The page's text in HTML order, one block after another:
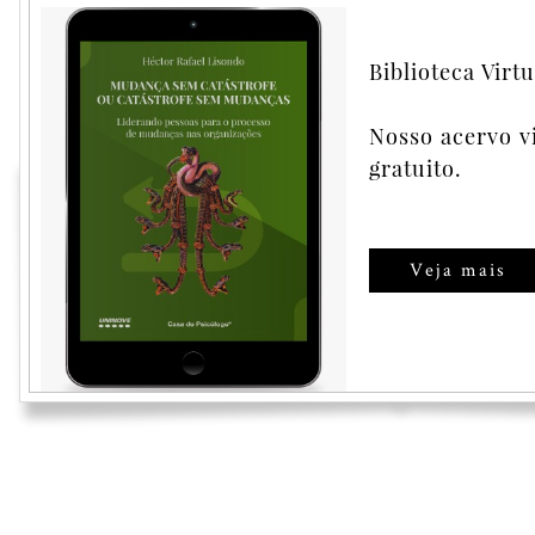
Biblioteca
Nosso acervo
gratuito.
Veja mais
Psicologia do
crise organizacional
Comprar